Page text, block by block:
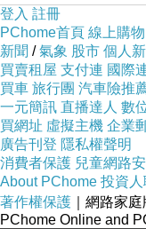
影片欣賞:小人國
登入 註冊
PChome首頁 線上購物
新聞 /氣象 股市 個人
買賣租屋 支付連 國際
買車 旅行團 汽車險推
一元簡訊 直播達人 數
買網址 虛擬主機 企業
廣告刊登 隱私權聲明
消費者保護 兒童網路
About PChome 投資
著作權保護 ｜網路家
PChome Online and